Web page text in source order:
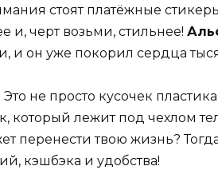
стоят платёжные
и, черт возьми, стильнее!
и он уже покорил сердца
не просто кусочек
лежит под чехлом
перенести твою жизнь?
кэшбэка и удобства!